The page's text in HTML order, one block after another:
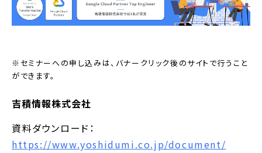
※セミナーへの申し込みは、バナークリック後のサイトで行うこと
ができます。
吉積情報株式会社
資料ダウンロード：
https://www.yoshidumi.co.jp/document/